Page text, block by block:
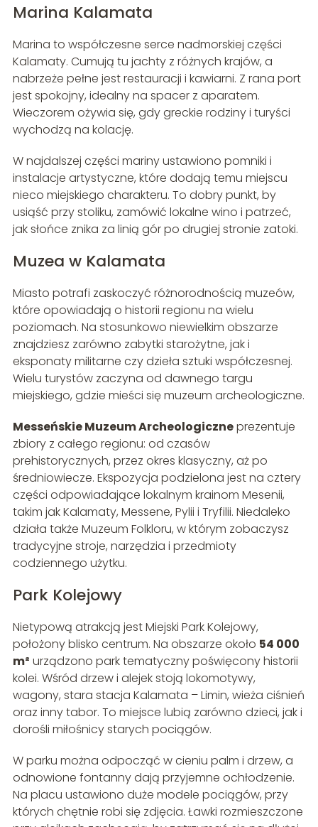
Marina Kalamata
Marina to współczesne serce nadmorskiej części
Kalamaty. Cumują tu jachty z różnych krajów, a
nabrzeże pełne jest restauracji i kawiarni. Z rana port
jest spokojny, idealny na spacer z aparatem.
Wieczorem ożywia się, gdy greckie rodziny i turyści
wychodzą na kolację.
W najdalszej części mariny ustawiono pomniki i
instalacje artystyczne, które dodają temu miejscu
nieco miejskiego charakteru. To dobry punkt, by
usiąść przy stoliku, zamówić lokalne wino i patrzeć,
jak słońce znika za linią gór po drugiej stronie zatoki.
Muzea w Kalamata
Miasto potrafi zaskoczyć różnorodnością muzeów,
które opowiadają o historii regionu na wielu
poziomach. Na stosunkowo niewielkim obszarze
znajdziesz zarówno zabytki starożytne, jak i
eksponaty militarne czy dzieła sztuki współczesnej.
Wielu turystów zaczyna od dawnego targu
miejskiego, gdzie mieści się muzeum archeologiczne.
Messeńskie Muzeum Archeologiczneprezentuje
zbiory z całego regionu: od czasów
prehistorycznych, przez okres klasyczny, aż po
średniowiecze. Ekspozycja podzielona jest na cztery
części odpowiadające lokalnym krainom Mesenii,
takim jak Kalamaty, Messene, Pylii i Tryfilii. Niedaleko
działa także Muzeum Folkloru, w którym zobaczysz
tradycyjne stroje, narzędzia i przedmioty
codziennego użytku.
Park Kolejowy
Nietypową atrakcją jest Miejski Park Kolejowy,
położony blisko centrum. Na obszarze około 54 000
m² urządzono park tematyczny poświęcony historii
kolei. Wśród drzew i alejek stoją lokomotywy,
wagony, stara stacja Kalamata – Limin, wieża ciśnień
oraz inny tabor. To miejsce lubią zarówno dzieci, jak i
dorośli miłośnicy starych pociągów.
W parku można odpocząć w cieniu palm i drzew, a
odnowione fontanny dają przyjemne ochłodzenie.
Na placu ustawiono duże modele pociągów, przy
których chętnie robi się zdjęcia. Ławki rozmieszczone